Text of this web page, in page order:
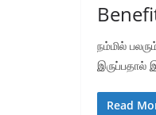
நம்மில்
இருப்பதால்
Read